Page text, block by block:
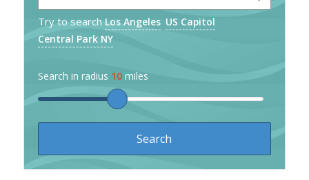
Try to search Los Angeles US Capitol
Central Park NY
Search in radius 10miles